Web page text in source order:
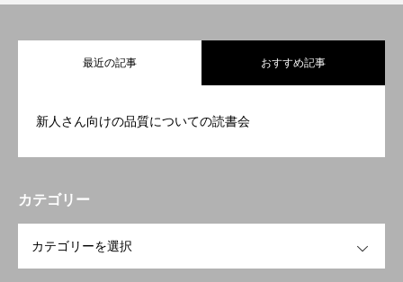
最近の記事 おすすめ記事
新人さん向けの品質についての読書会
カテゴリー